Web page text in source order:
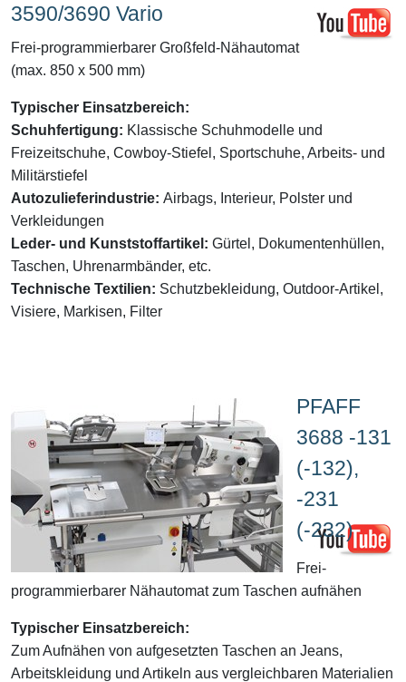
3590/3690 Vario
Frei-programmierbarer Großfeld-Nähautomat
(max. 850 x 500 mm)
Typischer Einsatzbereich:
Schuhfertigung: Klassische Schuhmodelle und
Freizeitschuhe, Cowboy-Stiefel, Sportschuhe, Arbeits- und
Militärstiefel
Autozulieferindustrie: Airbags, Interieur, Polster und
Verkleidungen
Leder- und Kunststoffartikel: Gürtel, Dokumentenhüllen,
Taschen, Uhrenarmbänder, etc.
Technische Textilien: Schutzbekleidung, Outdoor-Artikel,
Visiere, Markisen, Filter
PFAFF
3688 -131
(-132),
-231
(-232)
Frei-
programmierbarer Nähautomat zum Taschen aufnähen
Typischer Einsatzbereich:
Zum Aufnähen von aufgesetzten Taschen an Jeans,
Arbeitskleidung und Artikeln aus vergleichbaren Materialien